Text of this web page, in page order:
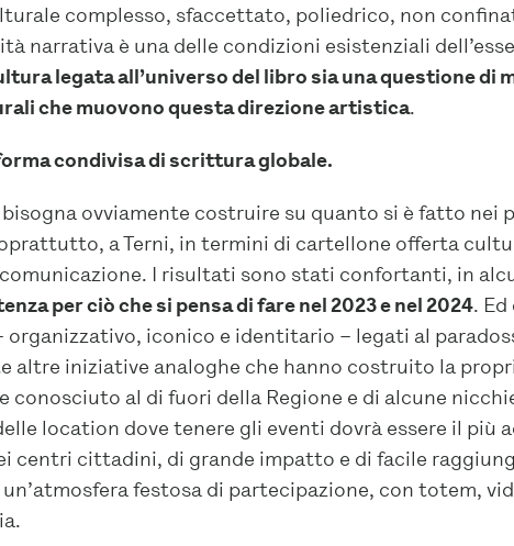
complesso, sfaccettato, poliedrico, non
narrativa è una delle condizioni esistenziali
legata all’universo del libro sia una questione di
che muovono questa direzione artistica.
condivisa di scrittura globale.
ovviamente costruire su quanto si è fatto nei
a Terni, in termini di cartellone offerta
I risultati sono stati confortanti, in
per ciò che si pensa di fare nel 2023 e nel 2024.
organizzativo, iconico e identitario – legati al
altre iniziative analoghe che hanno costruito la
conosciuto al di fuori della Regione e di alcune
location dove tenere gli eventi dovrà essere il più
centri cittadini, di grande impatto e di facile
festosa di partecipazione, con totem,